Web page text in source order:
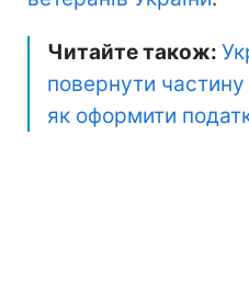
Читайте також:
повернути
як оформити